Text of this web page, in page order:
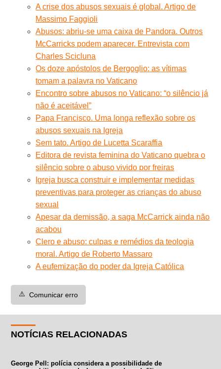
A crise dos abusos sexuais é global. Artigo de
Massimo Faggioli
Abusos: abriu-se uma caixa de Pandora. Outros
McCarricks podem aparecer. Entrevista com
Charles Scicluna
Os doze apóstolos de Bergoglio: as vítimas
tomam a palavra no Vaticano
Encontro sobre abusos no Vaticano: “o silêncio já
não é aceitável”
Papa Francisco. Uma longa reflexão sobre os
abusos sexuais na Igreja
Sem tato. Artigo de Lucetta Scaraffia
Editora de revista feminina do Vaticano quebra o
silêncio sobre o abuso vivido por freiras
Igreja busca construir e implementar medidas
preventivas para proteger as crianças do abuso
sexual
Apesar da demissão, a saga McCarrick ainda não
acabou
Clero e abuso: culpas e remédios da teologia
moral. Artigo de Roberto Massaro
A eufemização do poder da Igreja Católica
⚠️ Comunicar erro
NOTÍCIAS RELACIONADAS
George Pell: polícia considera a possibilidade de